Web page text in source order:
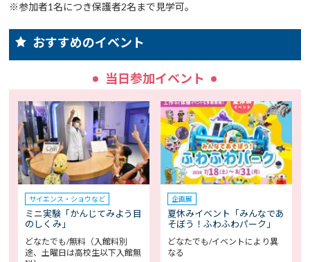
※参加者1名につき保護者2名まで見学可。
おすすめのイベント
当日参加イベント
サイエンス・ショウなど
ミニ実験「かんじてみよう目
のしくみ」
どなたでも/無料（入館料別
途、土曜日は高校生以下入館無
企画展
夏休みイベント「みんなであ
そぼう！ふわふわパーク」
どなたでも/イベントにより異
なる